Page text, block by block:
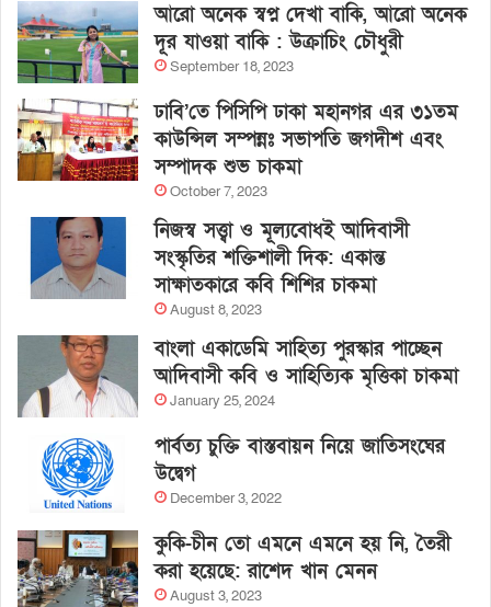
আরো অনেক স্বপ্ন দেখা বাকি, আরো অনেক
দূর যাওয়া বাকি : উক্রাচিং চৌধুরী
September 18, 2023
ঢাবি’তে পিসিপি ঢাকা মহানগর এর ৩১তম
কাউন্সিল সম্পন্নঃ সভাপতি জগদীশ এবং
সম্পাদক শুভ চাকমা
October 7, 2023
নিজস্ব সত্ত্বা ও মূল্যবোধই আদিবাসী
সংস্কৃতির শক্তিশালী দিক: একান্ত
সাক্ষাতকারে কবি শিশির চাকমা
August 8, 2023
বাংলা একাডেমি সাহিত্য পুরস্কার পাচ্ছেন
আদিবাসী কবি ও সাহিত্যিক মৃত্তিকা চাকমা
January 25, 2024
পার্বত্য চুক্তি বাস্তবায়ন নিয়ে জাতিসংঘের
উদ্বেগ
December 3, 2022
কুকি-চীন তো এমনে এমনে হয় নি, তৈরী
করা হয়েছে: রাশেদ খান মেনন
August 3, 2023